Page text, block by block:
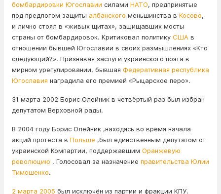
бомбардировки Югославии силами НАТО, предпринятые
под предлогом защиты албанского меньшинства в Косово,
и лично стоял в «живых щитах», защищавших мосты
страны от бомбардировок. Критиковал политику США в
отношении бывшей Югославии в своих размышлениях «Кто
следующий?». Признавая заслуги украинского поэта в
мирном урегулировании, бывшая Федеративная республика
Югославия наградила его премией «Рыцарское перо».
31 марта 2002 Борис Олейник в четвёртый раз был избран
депутатом Верховной рады.
В 2004 году Борис Олейник ,находясь во время начала
акций протеста в Польше ,был единственным депутатом от
украинской Компартии, поддержавшим Оранжевую
революцию . Голосовал за назначение правительства Юлии
Тимошенко.
2 марта 2005 был исключён из партии и фракции КПУ.